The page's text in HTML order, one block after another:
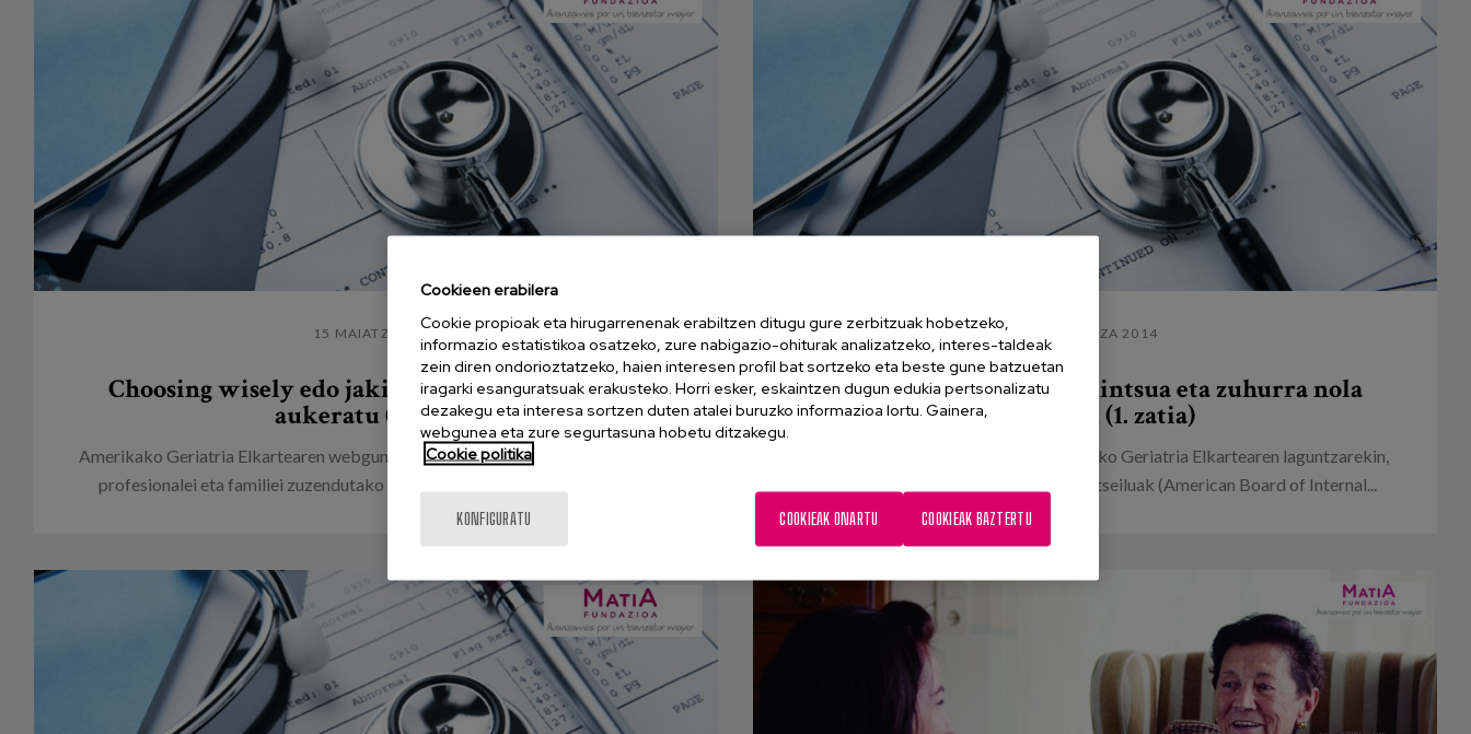
15 MAIATZA 2014
Choosing wisely edo jakintsua eta zuhurra nola
aukeratu (2. zatia)
Amerikako Geriatria Elkartearen webgunean argitaratu da aurten osasun arloko
profesionalei eta familiei zuzendutako gomendioen bigarren atala, horiek...
06 MAIATZA 2014
Choosing wisely edo jakintsua eta zuhurra nola
aukeratu (1. zatia)
Zorionak berriz ere. 2013an, Ameriketako Geriatria Elkartearen laguntzarekin,
Amerikako Barne Medikuntzako Kontseiluak (American Board of Internal...
Cookieen erabilera
Cookie propioak eta hirugarrenenak erabiltzen ditugu gure zerbitzuak hobetzeko,
informazio estatistikoa osatzeko, zure nabigazio-ohiturak analizatzeko, interes-taldeak
zein diren ondorioztatzeko, haien interesen profil bat sortzeko eta beste gune batzuetan
iragarki esanguratsuak erakusteko. Horri esker, eskaintzen dugun edukia pertsonalizatu
dezakegu eta interesa sortzen duten atalei buruzko informazioa lortu. Gainera,
webgunea eta zure segurtasuna hobetu ditzakegu.
Cookie politika
KONFIGURATU COOKIEAK BAZTERTU
COOKIEAK ONARTU